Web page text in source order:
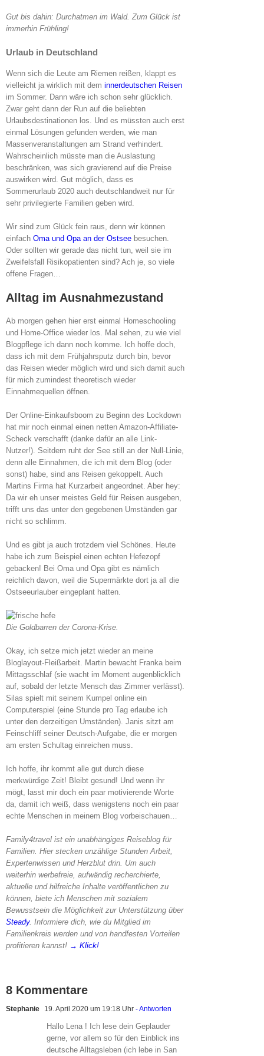
Gut bis dahin: Durchatmen im Wald. Zum Glück ist
immerhin Frühling!
Urlaub in Deutschland
Wenn sich die Leute am Riemen reißen, klappt es
vielleicht ja wirklich mit dem innerdeutschen Reisen
im Sommer. Dann wäre ich schon sehr glücklich.
Zwar geht dann der Run auf die beliebten
Urlaubsdestinationen los. Und es müssten auch erst
einmal Lösungen gefunden werden, wie man
Massenveranstaltungen am Strand verhindert.
Wahrscheinlich müsste man die Auslastung
beschränken, was sich gravierend auf die Preise
auswirken wird. Gut möglich, dass es
Sommerurlaub 2020 auch deutschlandweit nur für
sehr privilegierte Familien geben wird.
Wir sind zum Glück fein raus, denn wir können
einfach Oma und Opa an der Ostsee besuchen.
Oder sollten wir gerade das nicht tun, weil sie im
Zweifelsfall Risikopatienten sind? Ach je, so viele
offene Fragen…
Alltag im Ausnahmezustand
Ab morgen gehen hier erst einmal Homeschooling
und Home-Office wieder los. Mal sehen, zu wie viel
Blogpflege ich dann noch komme. Ich hoffe doch,
dass ich mit dem Frühjahrsputz durch bin, bevor
das Reisen wieder möglich wird und sich damit auch
für mich zumindest theoretisch wieder
Einnahmequellen öffnen.
Der Online-Einkaufsboom zu Beginn des Lockdown
hat mir noch einmal einen netten Amazon-Affiliate-
Scheck verschafft (danke dafür an alle Link-
Nutzer!). Seitdem ruht der See still an der Null-Linie,
denn alle Einnahmen, die ich mit dem Blog (oder
sonst) habe, sind ans Reisen gekoppelt. Auch
Martins Firma hat Kurzarbeit angeordnet. Aber hey:
Da wir eh unser meistes Geld für Reisen ausgeben,
trifft uns das unter den gegebenen Umständen gar
nicht so schlimm.
Und es gibt ja auch trotzdem viel Schönes. Heute
habe ich zum Beispiel einen echten Hefezopf
gebacken! Bei Oma und Opa gibt es nämlich
reichlich davon, weil die Supermärkte dort ja all die
Ostseeurlauber eingeplant hatten.
Die Goldbarren der Corona-Krise.
Okay, ich setze mich jetzt wieder an meine
Bloglayout-Fleißarbeit. Martin bewacht Franka beim
Mittagsschlaf (sie wacht im Moment augenblicklich
auf, sobald der letzte Mensch das Zimmer verlässt).
Silas spielt mit seinem Kumpel online ein
Computerspiel (eine Stunde pro Tag erlaube ich
unter den derzeitigen Umständen). Janis sitzt am
Feinschliff seiner Deutsch-Aufgabe, die er morgen
am ersten Schultag einreichen muss.
Ich hoffe, ihr kommt alle gut durch diese
merkwürdige Zeit! Bleibt gesund! Und wenn ihr
mögt, lasst mir doch ein paar motivierende Worte
da, damit ich weiß, dass wenigstens noch ein paar
echte Menschen in meinem Blog vorbeischauen…
Family4travel ist ein unabhängiges Reiseblog für
Familien. Hier stecken unzählige Stunden Arbeit,
Expertenwissen und Herzblut drin. Um auch
weiterhin werbefreie, aufwändig recherchierte,
aktuelle und hilfreiche Inhalte veröffentlichen zu
können, biete ich Menschen mit sozialem
Bewusstsein die Möglichkeit zur Unterstützung über
Steady. Informiere dich, wie du Mitglied im
Familienkreis werden und von handfesten Vorteilen
profitieren kannst! → Klick!
8 Kommentare
Stephanie 19. April 2020 um 19:18 Uhr - Antworten
Hallo Lena ! Ich lese dein Geplauder
gerne, vor allem so für den Einblick ins
deutsche Alltagsleben (ich lebe in San